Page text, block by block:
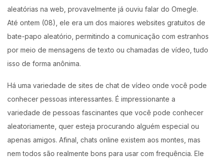
aleatórias na web, provavelmente já ouviu falar do Omegle.
Até ontem (08), ele era um dos maiores websites gratuitos de
bate-papo aleatório, permitindo a comunicação com estranhos
por meio de mensagens de texto ou chamadas de vídeo, tudo
isso de forma anônima.
Há uma variedade de sites de chat de vídeo onde você pode
conhecer pessoas interessantes. É impressionante a
variedade de pessoas fascinantes que você pode conhecer
aleatoriamente, quer esteja procurando alguém especial ou
apenas amigos. Afinal, chats online existem aos montes, mas
nem todos são realmente bons para usar com frequência. Ele